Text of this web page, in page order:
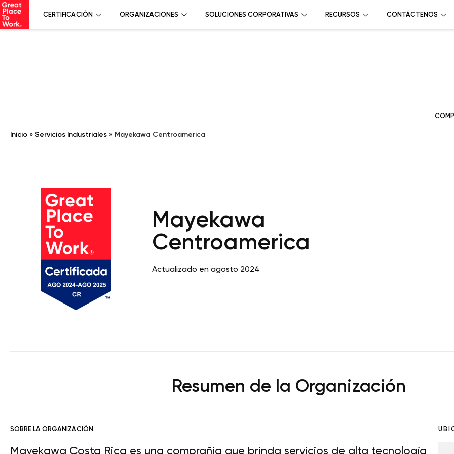
CERTIFICACIÓN ORGANIZACIONES SOLUCIONES CORPORATIVAS RECURSOS CONTÁCTENOS
Inicio » Servicios Industriales » Mayekawa Centroamerica
Mayekawa
Centroamerica
Actualizado en agosto 2024
Resumen de la Organización
SOBRE LA ORGANIZACIÓN
Mayekawa Costa Rica es una comprañia que brinda servicios de alta tecnología